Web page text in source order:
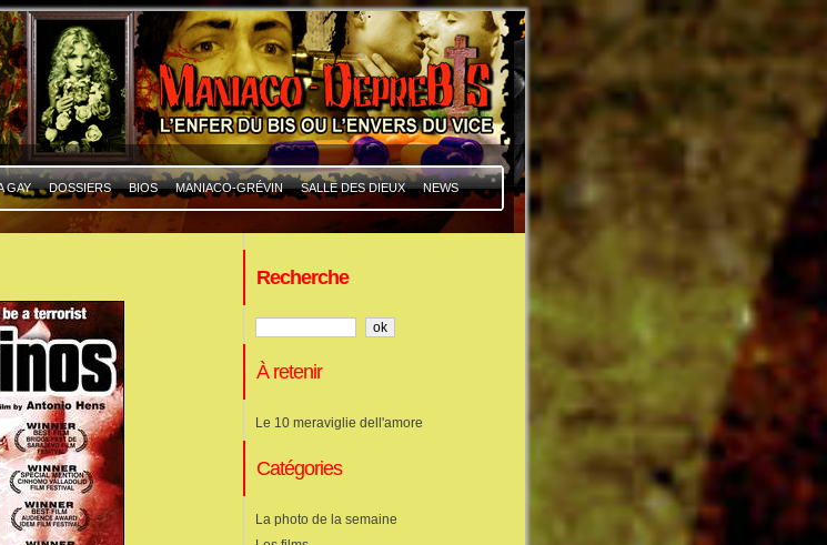
GAY DOSSIERS BIOS MANIACO-GRÉVIN SALLE DES DIEUX NEWS
Recherche
À retenir
Le 10 meraviglie dell'amore
Catégories
La photo de la semaine